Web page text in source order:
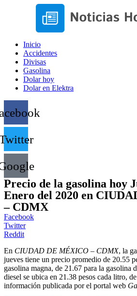
Inicio
Accidentes
Divisas
Gasolina
Dolar hoy
Dolar en Elektra
Precio de la gasolina hoy
Enero del 2020 en
– CDMX
Facebook
Twitter
Reddit
En CIUDAD DE MÉXICO – CDMX, la
jueves tiene un precio promedio de 20.55
gasolina magna, de 21.67 para la gasolina
diesel se ubica en 21.38 pesos cada litro,
información publicada por el portal web